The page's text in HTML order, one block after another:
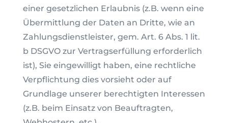
einer gesetzlichen Erlaubnis (z.B. wenn eine
Übermittlung der Daten an Dritte, wie an
Zahlungsdienstleister, gem. Art. 6 Abs. 1 lit.
b DSGVO zur Vertragserfüllung erforderlich
ist), Sie eingewilligt haben, eine rechtliche
Verpflichtung dies vorsieht oder auf
Grundlage unserer berechtigten Interessen
(z.B. beim Einsatz von Beauftragten,